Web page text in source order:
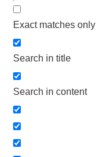
Exact matches only
Search in title
Search in content